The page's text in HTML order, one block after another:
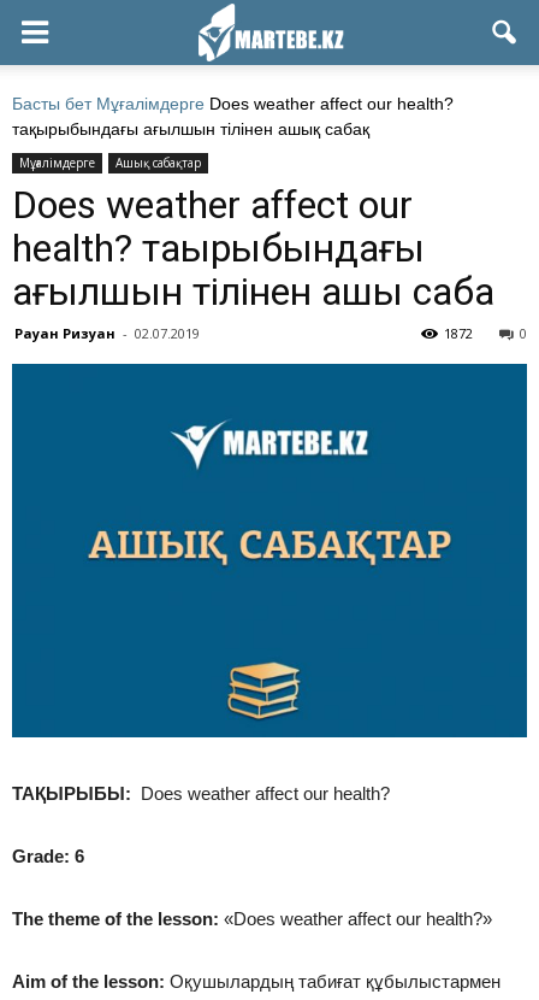
Басты бет Мұғалімдерге Does weather affect our health?
тақырыбындағы ағылшын тілінен ашық сабақ
Мұғалімдерге Ашық сабақтар
Does weather affect our
health? тақырыбындағы
ағылшын тілінен ашық сабақ
Рауан Ризуан - 02.07.2019 0
1872
ТАҚЫРЫБЫ: Does weather affect our health?
Grade: 6
The theme of the lesson: «Does weather affect our health?»
Aim of the lesson: Оқушылардың табиғат құбылыстармен